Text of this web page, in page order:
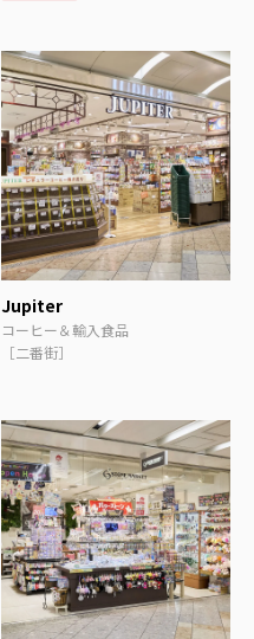
Jupiter
コーヒー＆輸入食品
［二番街］